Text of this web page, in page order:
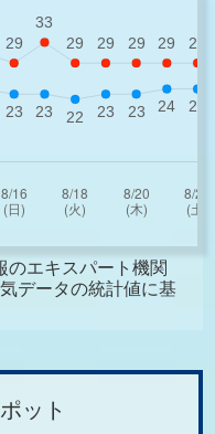
エキスパート機関
データの統計値に基
ット